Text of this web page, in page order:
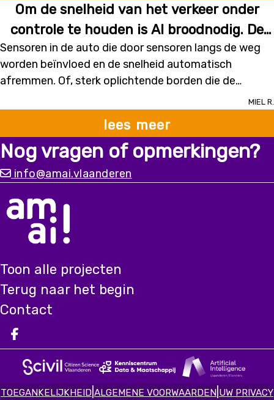
aanwezig zijn en leidt andere weggebruikers om.
Om de snelheid van het verkeer onder
controle te houden is AI broodnodig. De
mens is onbekwaam om dit vol te houden.
Verkeersplaten worden na enige tijd zelfs
niet meer gezien en automatisch
weggegomd.
Sensoren in de auto die door sensoren langs de weg
worden beïnvloed en de snelheid automatisch
afremmen. Of, sterk oplichtende borden die de
Miel R.
lees meer
Nog vragen of opmerkingen?
info@amai.vlaanderen
Toon alle projecten
Terug naar het begin
Contact
Deel op facebook
TOEGANKELIJKHEID ALGEMENE VOORWAARDEN UW PRIVACY